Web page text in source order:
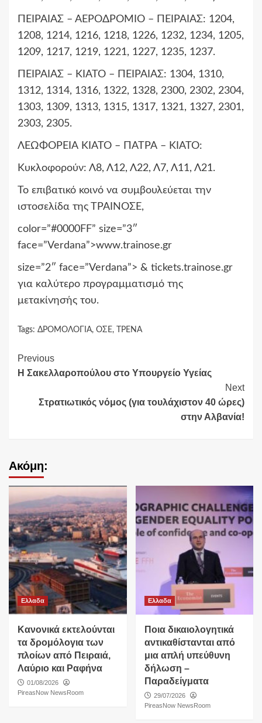
ΠΕΙΡΑΙΑΣ – ΑΕΡΟΔΡΟΜΙΟ – ΠΕΙΡΑΙΑΣ: 1204,
1208, 1214, 1216, 1218, 1226, 1232, 1234, 1205,
1209, 1217, 1219, 1221, 1227, 1235, 1237.
ΠΕΙΡΑΙΑΣ – ΚΙΑΤΟ – ΠΕΙΡΑΙΑΣ: 1304, 1310,
1312, 1314, 1316, 1322, 1328, 2300, 2302, 2304,
1303, 1309, 1313, 1315, 1317, 1321, 1327, 2301,
2303, 2305.
ΛΕΩΦΟΡΕΙΑ ΚΙΑΤΟ – ΠΑΤΡΑ – ΚΙΑΤΟ:
Κυκλοφορούν: Λ8, Λ12, Λ22, Λ7, Λ11, Λ21.
Το επιβατικό κοινό να συμβουλεύεται την
ιστοσελίδα της ΤΡΑΙΝΟΣΕ,
color=”#0000FF” size=”3″
face=”Verdana”>www.trainose.gr
size=”2″ face=”Verdana”> & tickets.trainose.gr
για καλύτερο προγραμματισμό της
μετακίνησής του.
Tags: ΔΡΟΜΟΛΟΓΙΑ, ΟΣΕ, ΤΡΕΝΑ
Continue
Reading
Previous
Η Σακελλαροπούλου στο Υπουργείο Υγείας
Next
Στρατιωτικός νόμος (για τουλάχιστον 40 ώρες)
στην Αλβανία!
Ακόμη:
Ελλαδα
Κανονικά εκτελούνται
τα δρομόλογια των
πλοίων από Πειραιά,
Λαύριο και Ραφήνα
01/08/2026
PireasNow NewsRoom
Ελλαδα
Ποια δικαιολογητικά
αντικαθίστανται από
μια απλή υπεύθυνη
δήλωση –
Παραδείγματα
29/07/2026
PireasNow NewsRoom